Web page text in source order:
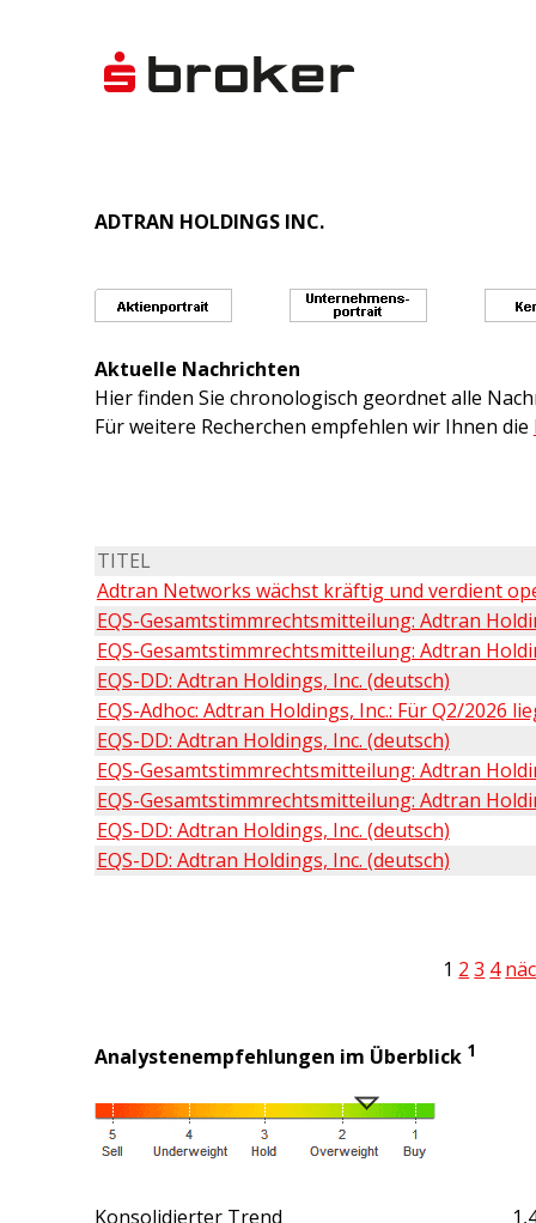
ADTRAN HOLDINGS INC.
Aktuelle Nachrichten
Hier finden Sie chronologisch geordnet alle
Für weitere Recherchen empfehlen wir Ihnen die
TITEL
Adtran Networks wächst kräftig und verdient
EQS-Gesamtstimmrechtsmitteilung: Adtran
EQS-Gesamtstimmrechtsmitteilung: Adtran
EQS-DD: Adtran Holdings, Inc. (deutsch)
EQS-Adhoc: Adtran Holdings, Inc.: Für Q2/2026
EQS-DD: Adtran Holdings, Inc. (deutsch)
EQS-Gesamtstimmrechtsmitteilung: Adtran
EQS-Gesamtstimmrechtsmitteilung: Adtran
EQS-DD: Adtran Holdings, Inc. (deutsch)
EQS-DD: Adtran Holdings, Inc. (deutsch)
1 2 3 4
Analystenempfehlungen im Überblick 1
Konsolidierter Trend